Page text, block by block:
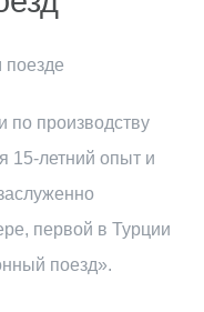
производству
15-летний опыт и
первой в Турции
поезд».